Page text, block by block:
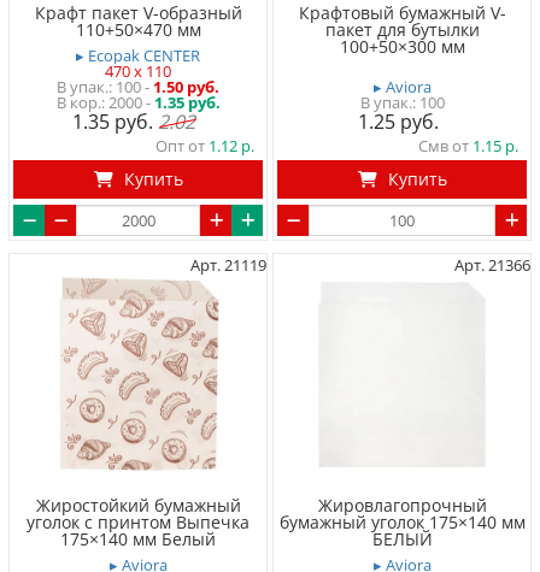
Крафт пакет V-образный
110+50×470 мм
▸ Ecopak CENTER
470 x 110
100- 1.50 руб.
2000 - 1.35 руб.
1.35 2.02
Опт от 1.12
Купить
Крафтовый бумажный V-
пакет для бутылки
100+50×300 мм
▸ Aviora
100
1.25
Смв от 1.15
Купить
Арт. 21119
Жиростойкий бумажный
уголок с принтом Выпечка
175×140 мм Белый
▸ Aviora
Арт. 21366
Жировлагопрочный
бумажный уголок 175×140 мм
БЕЛЫЙ
▸ Aviora